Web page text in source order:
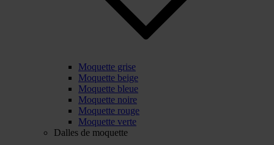
Moquette grise
Moquette beige
Moquette bleue
Moquette noire
Moquette rouge
Moquette verte
Dalles de moquette